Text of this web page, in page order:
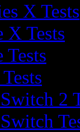
X Tests
X Tests
2